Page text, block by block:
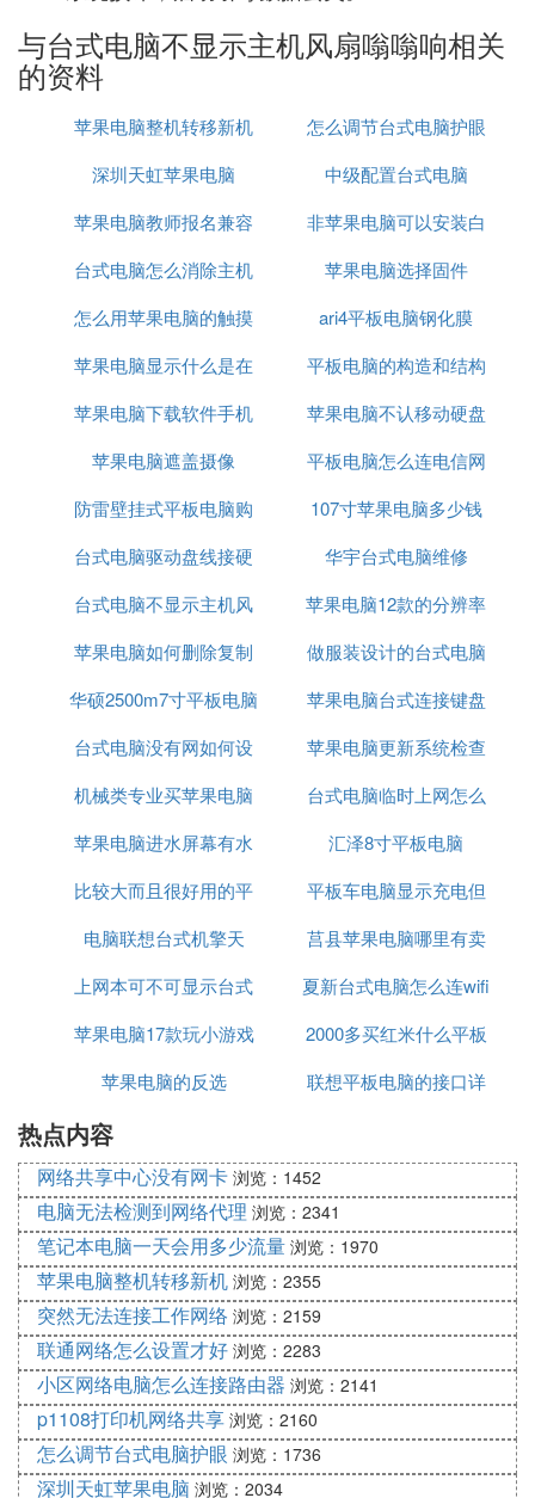
与台式电脑不显示主机风扇嗡嗡响相关
的资料
苹果电脑整机转移新机
怎么调节台式电脑护眼
深圳天虹苹果电脑
中级配置台式电脑
苹果电脑教师报名兼容
性
非苹果电脑可以安装白
苹果系统么
台式电脑怎么消除主机
消声
苹果电脑选择固件
怎么用苹果电脑的触摸
板点击选择
ari4平板电脑钢化膜
苹果电脑显示什么是在
充电
平板电脑的构造和结构
苹果电脑下载软件手机
也下载
苹果电脑不认移动硬盘
的解决方法
苹果电脑遮盖摄像
平板电脑怎么连电信网
络
防雷壁挂式平板电脑购
买
107寸苹果电脑多少钱
台式电脑驱动盘线接硬
盘可以吗
华宇台式电脑维修
台式电脑不显示主机风
扇嗡嗡响
苹果电脑12款的分辨率
苹果电脑如何删除复制
副本
做服装设计的台式电脑
华硕2500m7寸平板电脑
苹果电脑台式连接键盘
台式电脑没有网如何设
置
苹果电脑更新系统检查
软件更新时出错
机械类专业买苹果电脑
台式电脑临时上网怎么
解决
苹果电脑进水屏幕有水
印保修
汇泽8寸平板电脑
比较大而且很好用的平
板电脑
平板车电脑显示充电但
充不进去
电脑联想台式机擎天
莒县苹果电脑哪里有卖
的
上网本可不可显示台式
机电脑内容
夏新台式电脑怎么连wifi
苹果电脑17款玩小游戏
可以吗
2000多买红米什么平板
电脑
苹果电脑的反选
联想平板电脑的接口详
热点内容
网络共享中心没有网卡 浏览：1452
电脑无法检测到网络代理 浏览：2341
笔记本电脑一天会用多少流量 浏览：1970
苹果电脑整机转移新机 浏览：2355
突然无法连接工作网络 浏览：2159
联通网络怎么设置才好 浏览：2283
小区网络电脑怎么连接路由器 浏览：2141
p1108打印机网络共享 浏览：2160
怎么调节台式电脑护眼 浏览：1736
深圳天虹苹果电脑 浏览：2034